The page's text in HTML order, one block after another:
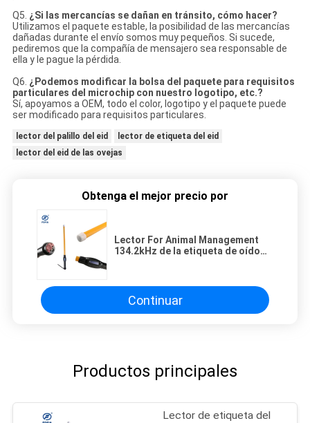
Q5. ¿Si las mercancías se dañan en tránsito, cómo hacer?
Utilizamos el paquete estable, la posibilidad de las mercancías
dañadas durante el envío somos muy pequeños. Si sucede,
pediremos que la compañía de mensajero sea responsable de
ella y le pague la pérdida.
Q6. ¿Podemos modificar la bolsa del paquete para requisitos
particulares del microchip con nuestro logotipo, etc.?
Sí, apoyamos a OEM, todo el color, logotipo y el paquete puede
ser modificado para requisitos particulares.
lector del palillo del eid
lector de etiqueta del eid
lector del eid de las ovejas
Obtenga el mejor precio por
Lector For Animal Management
134.2kHz de la etiqueta de oído
Continuar
Productos principales
Lector de etiqueta del